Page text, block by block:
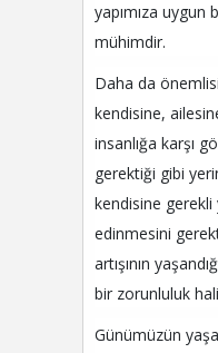
yapımıza
mühimdir.
Daha da
kendisine,
insanlığa karşı
gerektiği gibi
kendisine
edinmesini
artışının
bir zorunluluk
Günümüzün